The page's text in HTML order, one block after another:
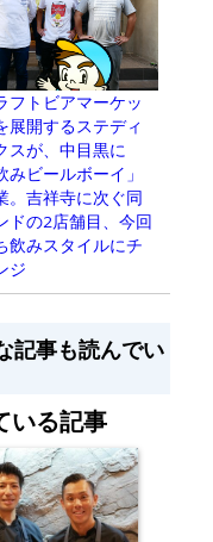
フトビアマーケッ
展開するステディ
スが、中目黒に
みビールボーイ」
。吉祥寺に次ぐ同
ドの2店舗目、今回
飲みスタイルにチ
ジ
記事も読んでい
いる記事